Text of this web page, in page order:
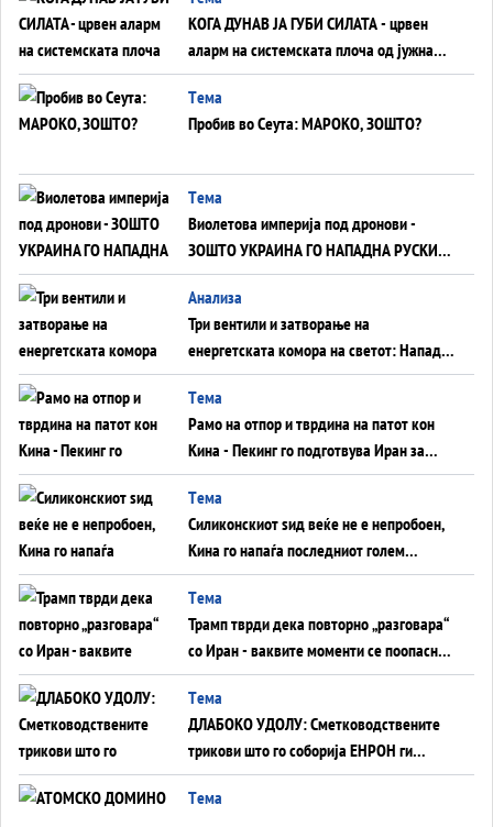
КОГА ДУНАВ ЈА ГУБИ СИЛАТА - црвен
аларм на системската плоча од јужна
Германија до Црното Море...
Tема
Пробив во Сеута: МАРОКО, ЗОШТО?
Tема
Виолетова империја под дронови -
ЗОШТО УКРАИНА ГО НАПАДНА РУСКИОТ
WILDBERRIES
Aнализа
Три вентили и затворање на
енергетската комора на светот: Нападот
во Суец најавува глобален енергетски
инфаркт?
Tема
Рамо на отпор и тврдина на патот кон
Кина - Пекинг го подготвува Иран за
американска копнена инвазија
Tема
Силиконскиот ѕид веќе не е непробоен,
Кина го напаѓа последниот голем
монопол на Западот?
Tема
Трамп тврди дека повторно „разговара“
со Иран - ваквите моменти се поопасни
од отворените закани
Tема
ДЛАБОКО УДОЛУ: Сметководствените
трикови што го соборија ЕНРОН ги
применуваат гигантите за ВИ
Tема